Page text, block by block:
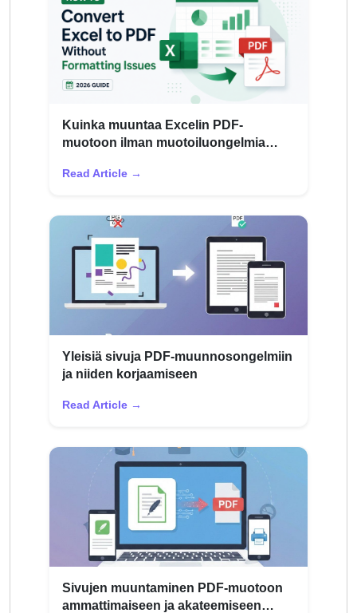
Kuinka muuntaa Excelin PDF-
muotoon ilman muotoiluongelmia
Read Article →
Yleisiä sivuja PDF-muunnosongelmiin
ja niiden korjaamiseen
Read Article →
Sivujen muuntaminen PDF-muotoon
ammattimaiseen ja akateemiseen